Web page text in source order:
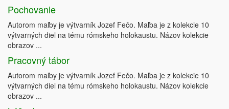
Pochovanie
Autorom maľby je výtvarník Jozef Fečo. Maľba je z kolekcie 10
výtvarných diel na tému rómskeho holokaustu. Názov kolekcie
obrazov ...
Pracovný tábor
Autorom maľby je výtvarník Jozef Fečo. Maľba je z kolekcie 10
výtvarných diel na tému rómskeho holokaustu. Názov kolekcie
obrazov ...